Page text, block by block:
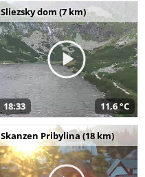
Sliezsky dom (7 km)
18:33 11,6 °C
Skanzen Pribylina (18 km)